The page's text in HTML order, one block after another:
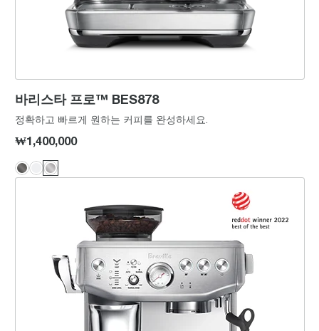
바리스타 프로™ BES878
정확하고 빠르게 원하는 커피를 완성하세요.
₩1,400,000